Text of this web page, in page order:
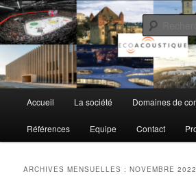
Aller
au
contenu
principal
Aller
au
contenu
secondaireEcoAcoustique SA
principal
Accueil La société Domaines de
Références Equipe Contact
ARCHIVES MENSUELLES :NOVEMBRE 2022